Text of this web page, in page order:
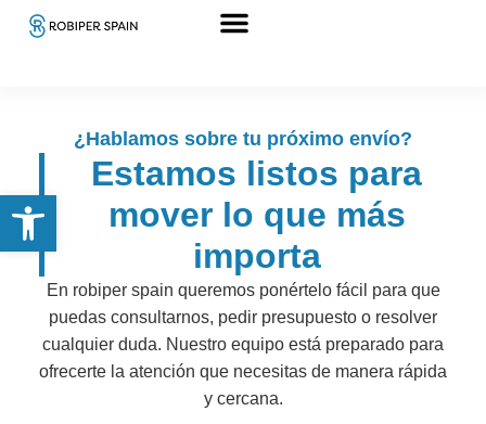
Abrir barra de herramientas
¿Hablamos sobre tu próximo envío?
Estamos listos para
mover lo que más
importa
En robiper spain queremos ponértelo fácil para que
puedas consultarnos, pedir presupuesto o resolver
cualquier duda. Nuestro equipo está preparado para
ofrecerte la atención que necesitas de manera rápida
y cercana.